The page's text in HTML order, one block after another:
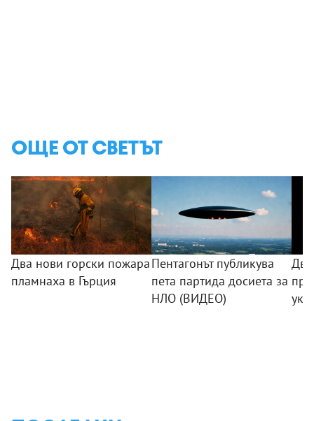
ОЩЕ ОТ СВЕТЪТ
Два нови горски пожара
пламнаха в Гърция
Пентагонът публикува
пета партида досиета за
НЛО (ВИДЕО)